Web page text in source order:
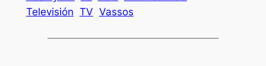
Televisión TV Vassos